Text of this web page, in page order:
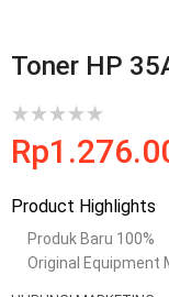
Toner HP
Rp
Product Highlights
Produk Baru 100%
Original Equipment